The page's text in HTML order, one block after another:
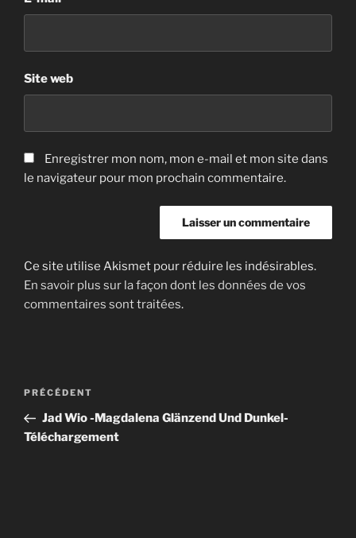
Site web
Enregistrer mon nom, mon e-mail et mon site dans
le navigateur pour mon prochain commentaire.
Ce site utilise Akismet pour réduire les indésirables.
En savoir plus sur la façon dont les données de vos
commentaires sont traitées.
Navigation
l’article
Article
précédent
PRÉCÉDENT
Jad Wio -Magdalena Glänzend Und Dunkel-
Téléchargement